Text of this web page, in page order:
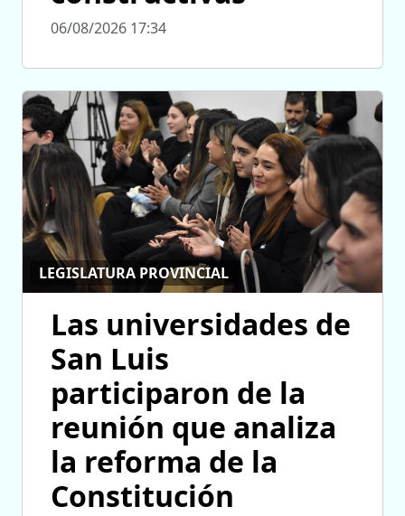
06/08/2026 17:34
LEGISLATURA PROVINCIAL
Las universidades de
San Luis
participaron de la
reunión que analiza
la reforma de la
Constitución